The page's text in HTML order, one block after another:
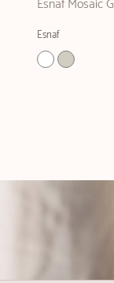
Esnaf Mosaic
Esnaf